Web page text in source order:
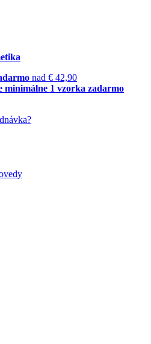
nad € 42,90
minimálne 1 vzorka zadarmo